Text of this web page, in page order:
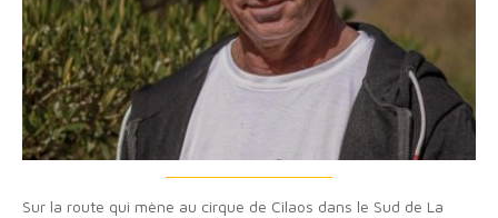
Sur la route qui mène au cirque de Cilaos dans le Sud de La